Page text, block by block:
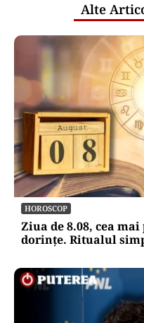
Alte
HOROSCOP
Ziua de 8.08, cea
dorințe. Ritualul